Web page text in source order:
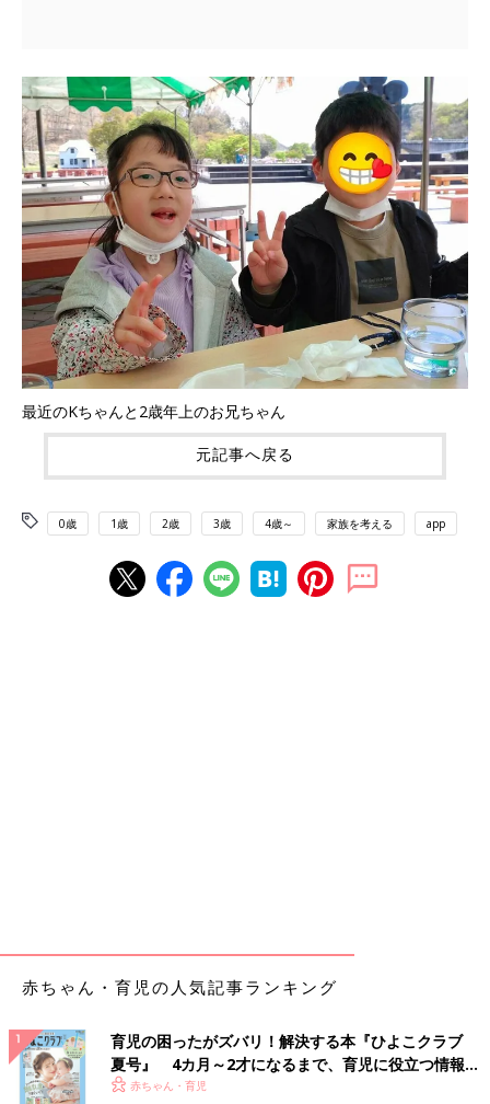
最近のKちゃんと2歳年上のお兄ちゃん
元記事へ戻る
0歳 1歳 2歳 3歳 4歳～ 家族を考える app
赤ちゃん・育児の人気記事ランキング
育児の困ったがズバリ！解決する本『ひよこクラブ
夏号』 4カ月～2才になるまで、育児に役立つ情報が
いっぱい！
赤ちゃん・育児